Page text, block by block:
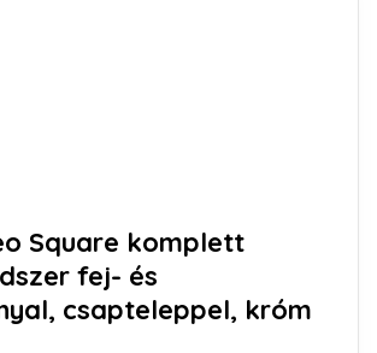
Square komplett
fej- és
csapteleppel, króm